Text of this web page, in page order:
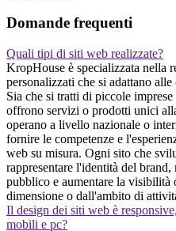
Domande frequenti
Quali tipi di siti web realizzate?
KropHouse è specializzata nella
personalizzati che si adattano
Sia che si tratti di piccole
offrono servizi o prodotti unici
operano a livello nazionale o
fornire le competenze e
web su misura. Ogni sito che
rappresentare l'identità del
pubblico e aumentare la visibilità
dimensione o dall'ambito di
Il design dei siti web è
mobili e pc?